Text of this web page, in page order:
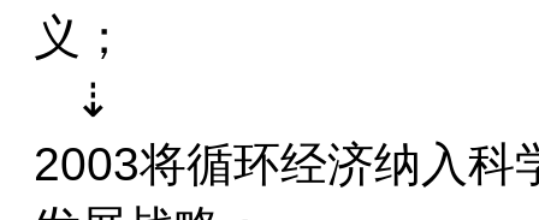
义；
⇣
2003将循环经济纳入科